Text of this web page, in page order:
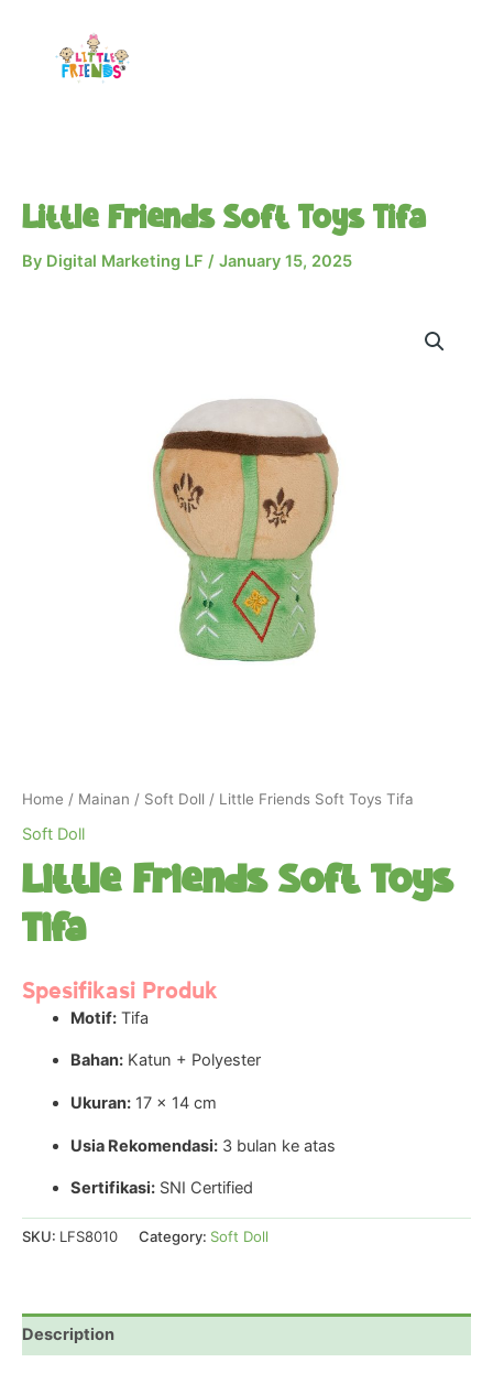
content
Little Friends Soft Toys Tifa
By Digital Marketing LF / January 15, 2025
Home / Mainan / Soft Doll / Little Friends Soft Toys Tifa
Soft Doll
Little Friends Soft Toys
Tifa
Spesifikasi Produk
Motif:Tifa
Bahan:Katun + Polyester
Ukuran:17 x 14 cm
Usia Rekomendasi:3 bulan ke atas
Sertifikasi:SNI Certified
SKU: LFS8010 Category: Soft Doll
Description